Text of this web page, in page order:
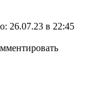
26.07.23 в 22:45